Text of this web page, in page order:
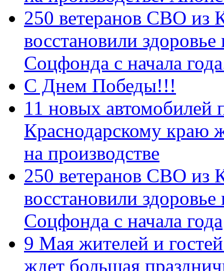
250 ветеранов СВО из
восстановили
Соцфонда с начала
С Днем Победы!!!
11 новых автомобилей
Краснодарскому краю
на производстве
250 ветеранов СВО из
восстановили
Соцфонда с начала года
9 Мая жителей и
ждет большая